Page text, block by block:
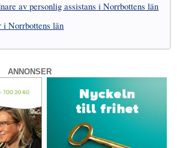
av personlig assistans i Norrbottens län
i Norrbottens län
ANNONSER